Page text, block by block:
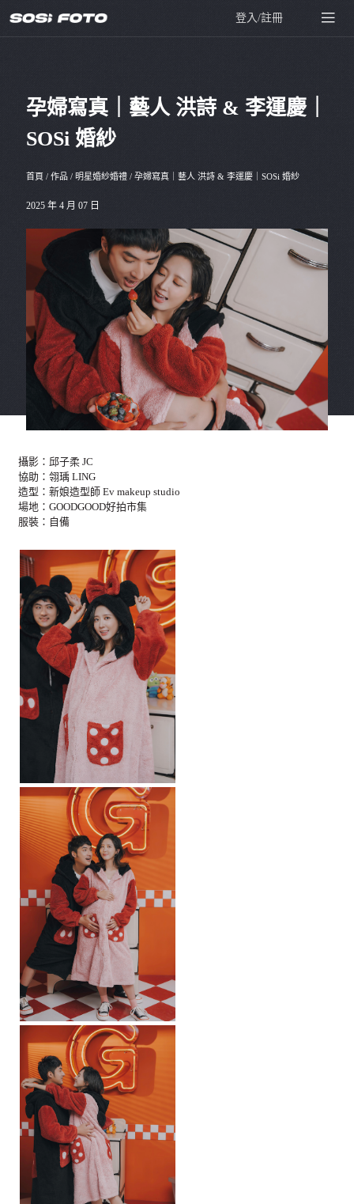
登入/註冊
孕婦寫真｜藝人 洪詩 & 李運慶｜
SOSi 婚紗
首頁 / 作品 / 明星婚紗婚禮 / 孕婦寫真｜藝人 洪詩 & 李運慶｜SOSi 婚紗
2025 年 4 月 07 日
攝影：邱子柔 JC
協助：翎瑀 LING
造型：新娘造型師 Ev makeup studio
場地：GOODGOOD好拍市集
服裝：自備